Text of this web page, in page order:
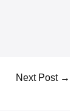
Next Post →